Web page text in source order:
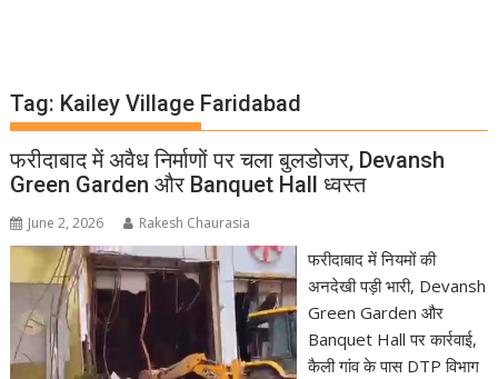
Tag: Kailey Village Faridabad
फरीदाबाद में अवैध निर्माणों पर चला बुलडोजर, Devansh
Green Garden और Banquet Hall ध्वस्त
June 2, 2026 Rakesh Chaurasia
फरीदाबाद में नियमों की
अनदेखी पड़ी भारी, Devansh
Green Garden और
Banquet Hall पर कार्रवाई,
कैली गांव के पास DTP विभाग